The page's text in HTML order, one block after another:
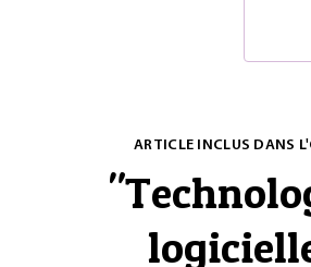
ARTICLE INCLUS DANS
"